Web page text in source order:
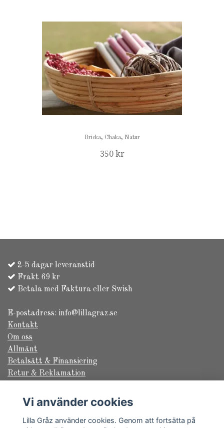
Bricka, Chaka, Natur
350 kr
2-5 dagar leveranstid
Frakt 69 kr
Betala med Faktura eller Swish
E-postadress: info@lillagraz.se
Kontakt
Om oss
Allmänt
Betalsätt & Finansiering
Retur & Reklamation
Frakt & Leverans
Vi använder cookies
Lilla Gråz använder cookies. Genom att fortsätta på